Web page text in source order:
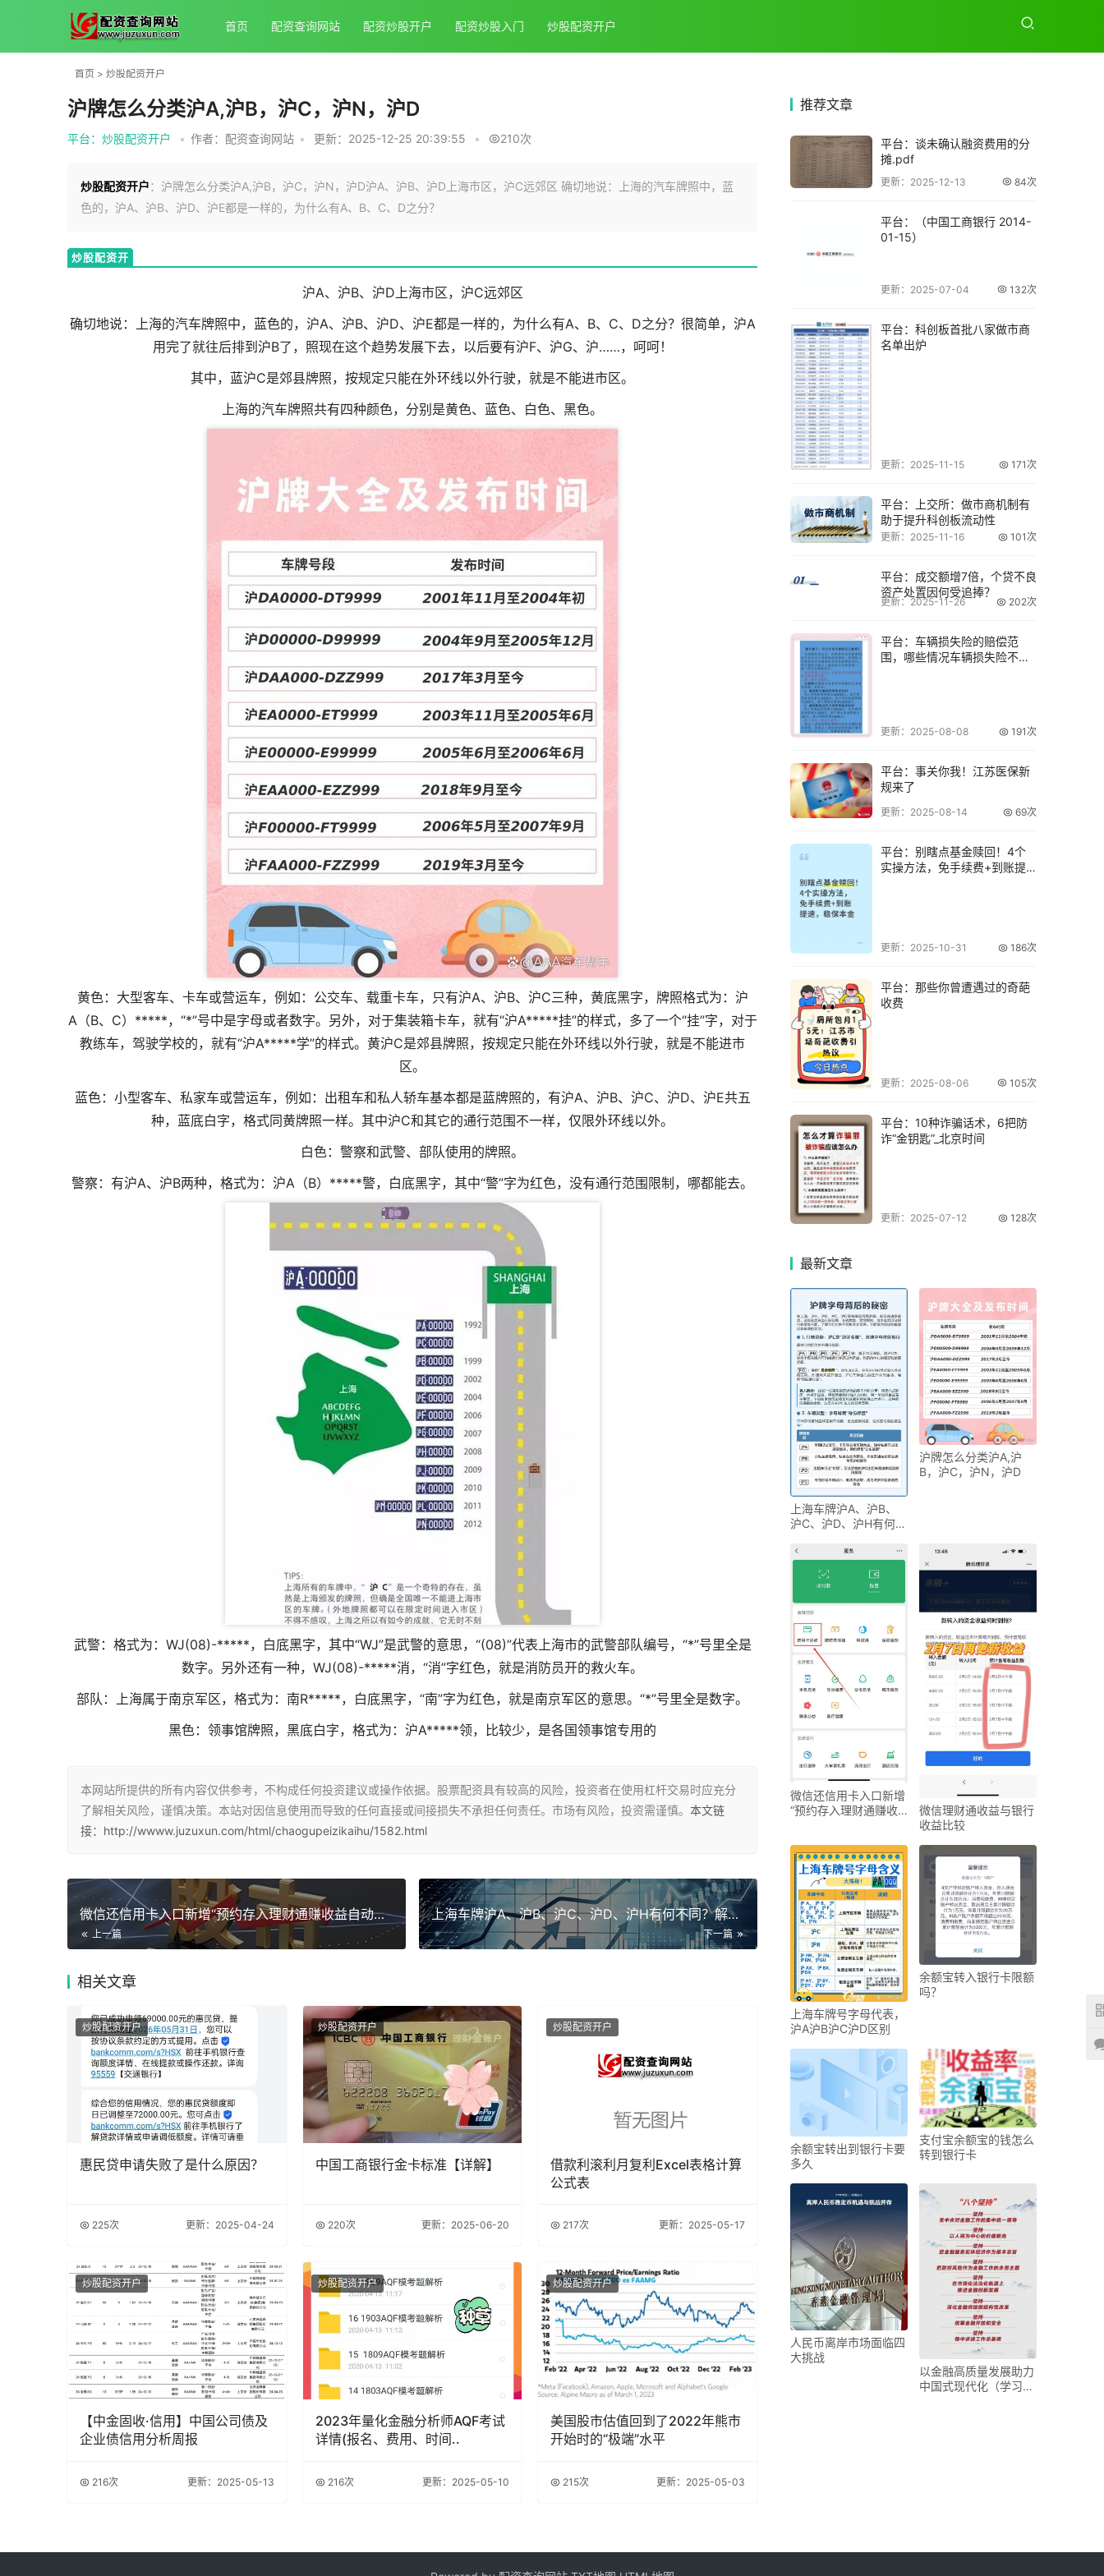
首页 配资查询网站 配资炒股开户 配资炒股入门 炒股配资开户
首页 > 炒股配资开户
沪牌怎么分类沪A,沪B，沪C，沪N，沪D
平台：炒股配资开户 • 作者：配资查询网站 • 更新：2025-12-25 20:39:55 • 210次
炒股配资开户：沪牌怎么分类沪A,沪B，沪C，沪N，沪D沪A、沪B、沪D上海市区，沪C远郊区 确切地说：上海的汽车牌照中，蓝
色的，沪A、沪B、沪D、沪E都是一样的，为什么有A、B、C、D之分？
炒股配资开
沪A、沪B、沪D上海市区，沪C远郊区
确切地说：上海的汽车牌照中，蓝色的，沪A、沪B、沪D、沪E都是一样的，为什么有A、B、C、D之分？很简单，沪A
用完了就往后排到沪B了，照现在这个趋势发展下去，以后要有沪F、沪G、沪……，呵呵！
其中，蓝沪C是郊县牌照，按规定只能在外环线以外行驶，就是不能进市区。
上海的汽车牌照共有四种颜色，分别是黄色、蓝色、白色、黑色。
黄色：大型客车、卡车或营运车，例如：公交车、载重卡车，只有沪A、沪B、沪C三种，黄底黑字，牌照格式为：沪
A（B、C）*****，“*”号中是字母或者数字。另外，对于集装箱卡车，就有“沪A*****挂”的样式，多了一个“挂”字，对于
教练车，驾驶学校的，就有“沪A*****学”的样式。黄沪C是郊县牌照，按规定只能在外环线以外行驶，就是不能进市
区。
蓝色：小型客车、私家车或营运车，例如：出租车和私人轿车基本都是蓝牌照的，有沪A、沪B、沪C、沪D、沪E共五
种，蓝底白字，格式同黄牌照一样。其中沪C和其它的通行范围不一样，仅限外环线以外。
白色：警察和武警、部队使用的牌照。
警察：有沪A、沪B两种，格式为：沪A（B）*****警，白底黑字，其中“警”字为红色，没有通行范围限制，哪都能去。
武警：格式为：WJ(08)-*****，白底黑字，其中“WJ”是武警的意思，“(08)”代表上海市的武警部队编号，“*”号里全是
数字。另外还有一种，WJ(08)-*****消，“消”字红色，就是消防员开的救火车。
部队：上海属于南京军区，格式为：南R*****，白底黑字，“南”字为红色，就是南京军区的意思。“*”号里全是数字。
黑色：领事馆牌照，黑底白字，格式为：沪A*****领，比较少，是各国领事馆专用的
本网站所提供的所有内容仅供参考，不构成任何投资建议或操作依据。股票配资具有较高的风险，投资者在使用杠杆交易时应充分
了解相关风险，谨慎决策。本站对因信息使用而导致的任何直接或间接损失不承担任何责任。市场有风险，投资需谨慎。 本文链
接：http://wwww.juzuxun.com/html/chaogupeizikaihu/1582.html
微信还信用卡入口新增“预约存入理财通赚收益自动还款”功能
上一篇
上海车牌沪A、沪B、沪C、沪D、沪H有何不同？解密上海车牌字
下一篇
相关文章
炒股配资开户
惠民贷申请失败了是什么原因？
225次 更新：2025-04-24
炒股配资开户
中国工商银行金卡标准【详解】
220次 更新：2025-06-20
炒股配资开户
借款利滚利月复利Excel表格计算
公式表
217次 更新：2025-05-17
炒股配资开户
【中金固收·信用】中国公司债及
企业债信用分析周报
216次 更新：2025-05-13
炒股配资开户
2023年量化金融分析师AQF考试
详情(报名、费用、时间..
216次 更新：2025-05-10
炒股配资开户
美国股市估值回到了2022年熊市
开始时的“极端”水平
215次 更新：2025-05-03
推荐文章
平台：谈未确认融资费用的分
摊.pdf
更新：2025-12-13 84次
平台：（中国工商银行 2014-
01-15）
更新：2025-07-04 132次
平台：科创板首批八家做市商
名单出炉
更新：2025-11-15 171次
平台：上交所：做市商机制有
助于提升科创板流动性
更新：2025-11-16 101次
平台：成交额增7倍，个贷不良
资产处置因何受追捧？
更新：2025-11-26 202次
平台：车辆损失险的赔偿范
围，哪些情况车辆损失险不赔
更新：2025-08-08 191次
平台：事关你我！江苏医保新
规来了
更新：2025-08-14 69次
平台：别瞎点基金赎回！4个
实操方法，免手续费+到账提
更新：2025-10-31 186次
平台：那些你曾遭遇过的奇葩
收费
更新：2025-08-06 105次
平台：10种诈骗话术，6把防
诈“金钥匙”_北京时间
更新：2025-07-12 128次
最新文章
上海车牌沪A、沪B、
沪C、沪D、沪H有何不
沪牌怎么分类沪A,沪
B，沪C，沪N，沪D
微信还信用卡入口新增
“预约存入理财通赚收
微信理财通收益与银行
收益比较
上海车牌号字母代表，
沪A沪B沪C沪D区别
余额宝转入银行卡限额
吗？
余额宝转出到银行卡要
多久
支付宝余额宝的钱怎么
转到银行卡
人民币离岸市场面临四
大挑战
以金融高质量发展助力
中国式现代化（学习宣